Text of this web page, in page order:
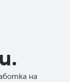
на